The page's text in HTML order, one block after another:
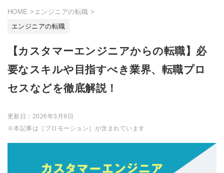
HOME > エンジニアの転職 >
エンジニアの転職
【カスタマーエンジニアからの転職】必
要なスキルや目指すべき業界、転職プロ
セスなどを徹底解説！
更新日： 2026年3月9日
※本記事は［プロモーション］が含まれています